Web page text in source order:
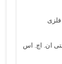
فلزی
ان. اچ. اس